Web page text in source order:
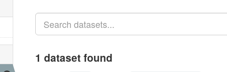
1 dataset found